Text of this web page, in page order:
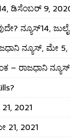
ಡಿಸೆಂಬರ್ 9,
ನ್ಯೂಸ್14, ಜುಲೈ
ನ್ಯೂಸ್, ಮೇ 5,
ರಾಜಧಾನಿ
2021
21, 2021